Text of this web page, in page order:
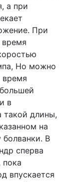
а при
При
время
Но можно
время
в
такой длины,
на
болванки. В
сперва
пока
впускается